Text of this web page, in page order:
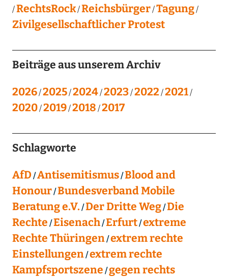
RechtsRock Reichsbürger Tagung
Zivilgesellschaftlicher Protest
Beiträge aus unserem Archiv
2026 2025 2024 2023 2022 2021
2020 2019 2018 2017
Schlagworte
AfD Antisemitismus Blood and
Honour Bundesverband Mobile
Beratung e.V. Der Dritte Weg Die
Rechte Eisenach Erfurt extreme
Rechte Thüringen extrem rechte
Einstellungen extrem rechte
Kampfsportszene gegen rechts